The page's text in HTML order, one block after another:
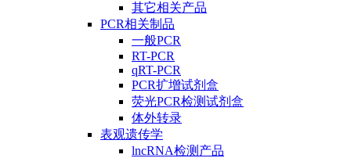
其它相关产品
PCR相关制品
一般PCR
RT-PCR
qRT-PCR
PCR扩增试剂盒
荧光PCR检测试剂盒
体外转录
表观遗传学
lncRNA检测产品